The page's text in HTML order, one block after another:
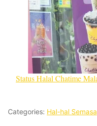
Status Halal Chatime
Categories: Hal-hal Semasa